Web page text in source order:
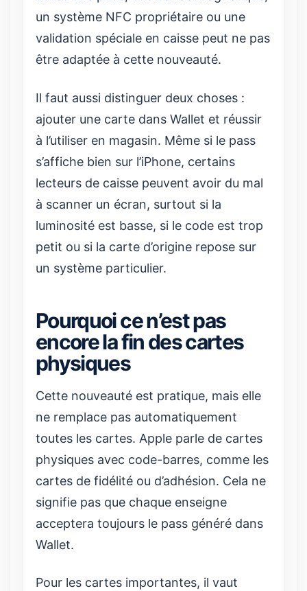
un système NFC propriétaire ou une
validation spéciale en caisse peut ne pas
être adaptée à cette nouveauté.
Il faut aussi distinguer deux choses :
ajouter une carte dans Wallet et réussir
à l’utiliser en magasin. Même si le pass
s’affiche bien sur l’iPhone, certains
lecteurs de caisse peuvent avoir du mal
à scanner un écran, surtout si la
luminosité est basse, si le code est trop
petit ou si la carte d’origine repose sur
un système particulier.
Pourquoi ce n’est pas
encore la fin des cartes
physiques
Cette nouveauté est pratique, mais elle
ne remplace pas automatiquement
toutes les cartes. Apple parle de cartes
physiques avec code-barres, comme les
cartes de fidélité ou d’adhésion. Cela ne
signifie pas que chaque enseigne
acceptera toujours le pass généré dans
Wallet.
Pour les cartes importantes, il vaut